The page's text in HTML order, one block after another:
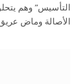
التأسيس” وهم
الأصالة وماض